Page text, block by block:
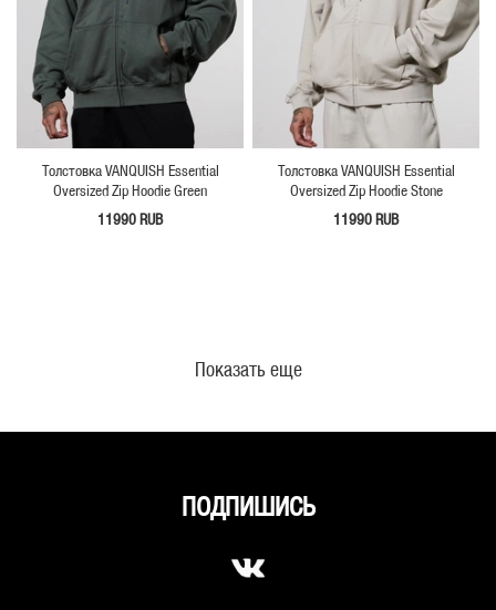
Толстовка VANQUISH Essential
Oversized Zip Hoodie Green
11990 RUB
Толстовка VANQUISH Essential
Oversized Zip Hoodie Stone
11990 RUB
Показать еще
ПОДПИШИСЬ